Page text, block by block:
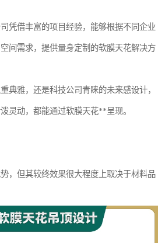
凭借丰富的项目经验，能够根据不同企业
间需求，提供量身定制的软膜天花解决方
典雅，还是科技公司青睐的未来感设计，
灵动，都能通过软膜天花**呈现。
，但其较终效果很大程度上取决于材料品